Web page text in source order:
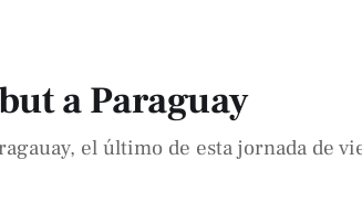
a Paraguay
el último de esta jornada de